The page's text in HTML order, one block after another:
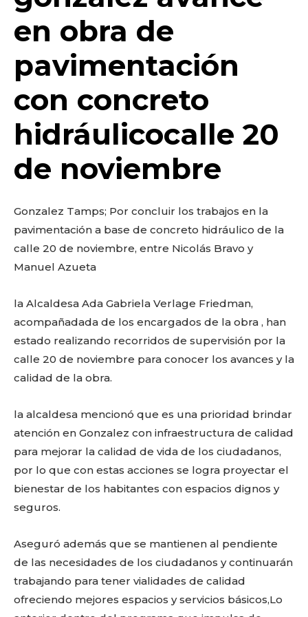
k
en obra de
pavimentación
con concreto
hidráulicocalle 20
de noviembre
Gonzalez Tamps; Por concluir los trabajos en la
pavimentación a base de concreto hidráulico de la
calle 20 de noviembre, entre Nicolás Bravo y
Manuel Azueta
la Alcaldesa Ada Gabriela Verlage Friedman,
acompañadada de los encargados de la obra , han
estado realizando recorridos de supervisión por la
calle 20 de noviembre para conocer los avances y la
calidad de la obra.
la alcaldesa mencionó que es una prioridad brindar
atención en Gonzalez con infraestructura de calidad
para mejorar la calidad de vida de los ciudadanos,
por lo que con estas acciones se logra proyectar el
bienestar de los habitantes con espacios dignos y
seguros.
Aseguró además que se mantienen al pendiente
de las necesidades de los ciudadanos y continuarán
trabajando para tener vialidades de calidad
ofreciendo mejores espacios y servicios básicos,Lo